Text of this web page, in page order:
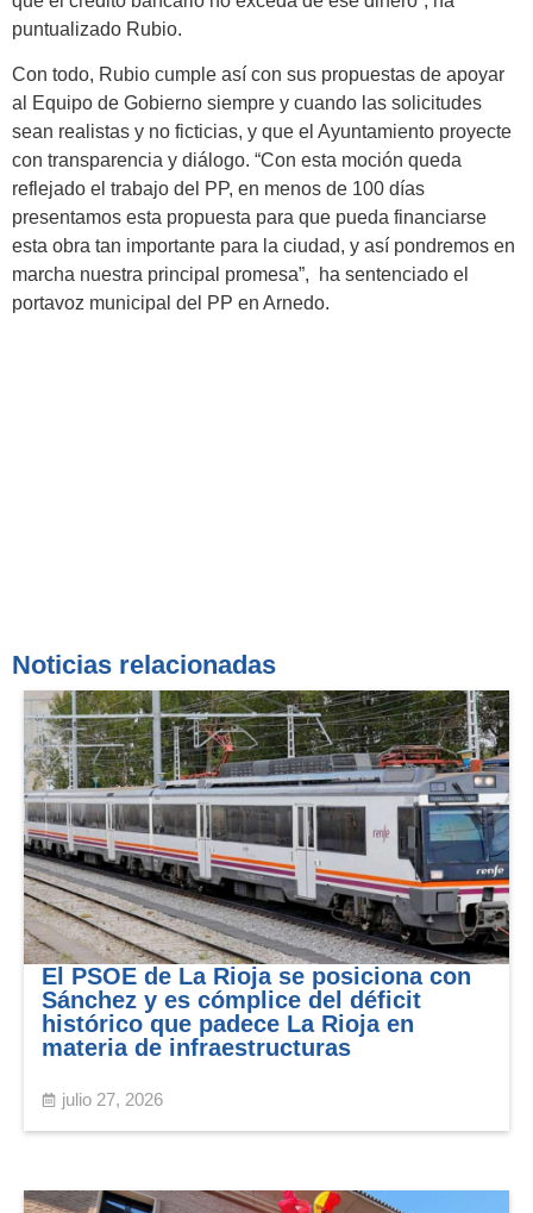
puntualizado Rubio.
Con todo, Rubio cumple así con sus propuestas de apoyar
al Equipo de Gobierno siempre y cuando las solicitudes
sean realistas y no ficticias, y que el Ayuntamiento proyecte
con transparencia y diálogo. “Con esta moción queda
reflejado el trabajo del PP, en menos de 100 días
presentamos esta propuesta para que pueda financiarse
esta obra tan importante para la ciudad, y así pondremos en
marcha nuestra principal promesa”, ha sentenciado el
portavoz municipal del PP en Arnedo.
Noticias relacionadas
El PSOE de La Rioja se posiciona con
Sánchez y es cómplice del déficit
histórico que padece La Rioja en
materia de infraestructuras
julio 27, 2026